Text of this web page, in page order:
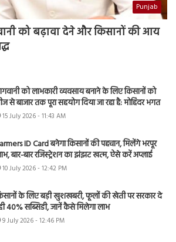
Punjab
को बढ़ावा देने और किसानों की आय
को लाभकारी व्यवसाय बनाने के लिए किसानों को
से बाजार तक पूरा सहयोग दिया जा रहा है: मोहिंदर भगत
15 July 2026 - 11:43 AM
ID Card बनेगा किसानों की पहचान, मिलेंगे भरपूर
बार-बार रजिस्ट्रेशन का झंझट खत्म, ऐसे करें अप्लाई
10 July 2026 - 12:42 PM
के लिए बड़ी खुशखबरी, फूलों की खेती पर सरकार दे
40% सब्सिडी, जानें कैसे मिलेगा लाभ
9 July 2026 - 12:46 PM